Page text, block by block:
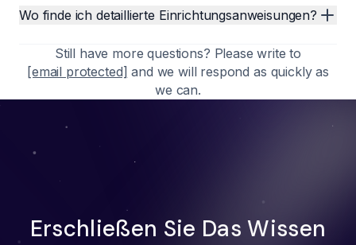
Wo finde ich detaillierte Einrichtungsanweisungen?
Still have more questions? Please write to
[email protected] and we will respond as quickly as
we can.
Erschließen Sie Das Wissen